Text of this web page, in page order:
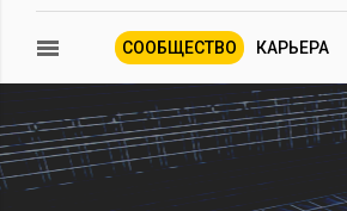
СООБЩЕСТВО КАРЬЕРА